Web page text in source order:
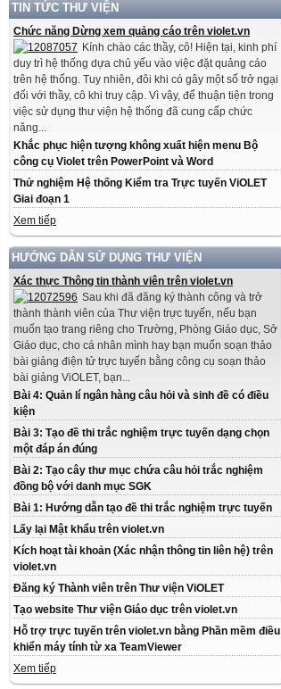
TIN TỨC THƯ VIỆN
Chức năng Dừng xem quảng cáo trên violet.vn
Kính chào các thầy, cô! Hiện tại, kinh phí
duy trì hệ thống dựa chủ yếu vào việc đặt quảng cáo
trên hệ thống. Tuy nhiên, đôi khi có gây một số trở ngại
đối với thầy, cô khi truy cập. Vì vậy, để thuận tiện trong
việc sử dụng thư viện hệ thống đã cung cấp chức
năng...
Khắc phục hiện tượng không xuất hiện menu Bộ
công cụ Violet trên PowerPoint và Word
Thử nghiệm Hệ thống Kiểm tra Trực tuyến ViOLET
Giai đoạn 1
Xem tiếp
HƯỚNG DẪN SỬ DỤNG THƯ VIỆN
Xác thực Thông tin thành viên trên violet.vn
Sau khi đã đăng ký thành công và trở
thành thành viên của Thư viện trực tuyến, nếu bạn
muốn tạo trang riêng cho Trường, Phòng Giáo dục, Sở
Giáo dục, cho cá nhân mình hay bạn muốn soạn thảo
bài giảng điện tử trực tuyến bằng công cụ soạn thảo
bài giảng ViOLET, bạn...
Bài 4: Quản lí ngân hàng câu hỏi và sinh đề có điều
kiện
Bài 3: Tạo đề thi trắc nghiệm trực tuyến dạng chọn
một đáp án đúng
Bài 2: Tạo cây thư mục chứa câu hỏi trắc nghiệm
đồng bộ với danh mục SGK
Bài 1: Hướng dẫn tạo đề thi trắc nghiệm trực tuyến
Lấy lại Mật khẩu trên violet.vn
Kích hoạt tài khoản (Xác nhận thông tin liên hệ) trên
violet.vn
Đăng ký Thành viên trên Thư viện ViOLET
Tạo website Thư viện Giáo dục trên violet.vn
Hỗ trợ trực tuyến trên violet.vn bằng Phần mềm điều
khiển máy tính từ xa TeamViewer
Xem tiếp